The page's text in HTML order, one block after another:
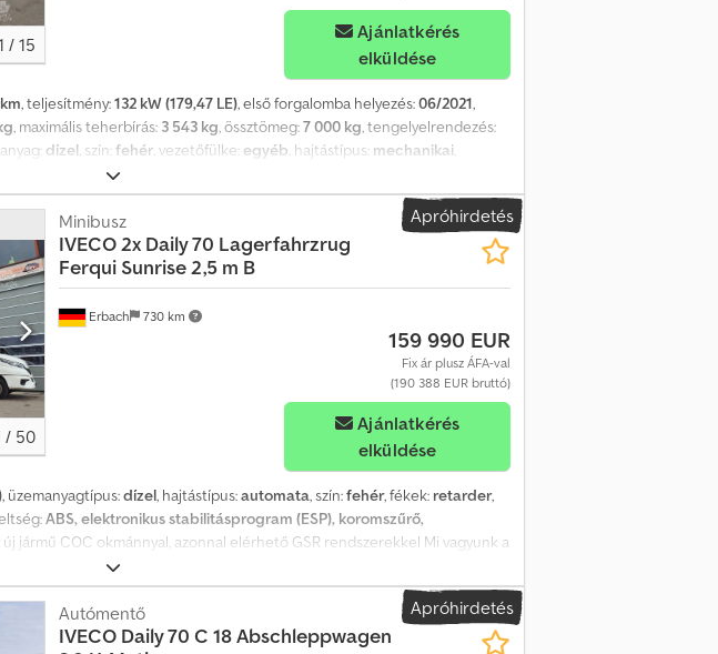
/ 15
Ajánlatkérés
elküldése
, teljesítmény:132 kW (179,47 LE), első forgalomba helyezés:06/2021,
, maximális teherbírás: 3 543 kg, össztömeg:7 000 kg, tengelyelrendezés:
dízel, szín:fehér, vezetőfülke: egyéb, hajtástípus: mechanikai,
, ülések száma:
utánfutó vonófej, * Meiller billenkező platós felépítmény * Rakterület:
3543 kg * Sávtartó asszisztens * 3 ülőhely * 6 fokozatú kézi váltó ...
kipörgésgátló rendszer (ASR), zárt differenciálmű, légrugós
elektromosan állítható tükrök, vonóhorog, multifunkciós
áfával együtt. Csdpfx Aszrhu Rok Eerf
Apróhirdetés
/ 50
Erbach 730 km
Minibusz
IVECO2x Daily 70 Lagerfahrzrug
Ferqui Sunrise 2,5 m B
159 990 EUR
Fix ár plusz ÁFA-val
(190 388 EUR bruttó)
Ajánlatkérés
elküldése
, üzemanyagtípus:dízel, hajtástípus:automata, szín:fehér, fékek: retarder,
ABS, elektronikus stabilitásprogram (ESP), koromszűrő,
új jármű COC okmánnyal, azonnal elérhető GSR rendszerekkel Mi vagyunk a
A Ferqui kiváló minőségű üvegszálas felépítményeiről ismert. A Ferqui az
így a szegmens egyik úttörője. A járművek engedélyezett össztömege 7
C70 alváz automata sebességváltóval és 210 LE-vel Légrugós hátsó
vezetői luxusülés ülésfűtéssel - Iveco Daily - 1 x távolsági autóbusz / 1
Apróhirdetés
Autómentő
IVECO Daily 70 C 18 Abschleppwagen